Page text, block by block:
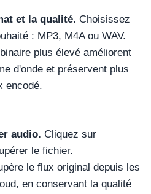
et la qualité. Choisissez
: MP3, M4A ou WAV.
plus élevé améliorent
d'onde et préservent plus
encodé.
audio. Cliquez sur
le fichier.
le flux original depuis les
en conservant la qualité